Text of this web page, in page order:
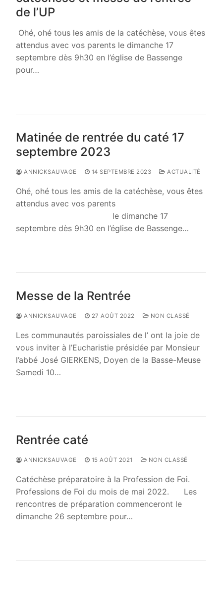
de l’UP
Ohé, ohé tous les amis de la catéchèse, vous êtes
attendus avec vos parents le dimanche 17
septembre dès 9h30 en l’église de Bassenge
pour…
Matinée de rentrée du caté 17
septembre 2023
ANNICKSAUVAGE 14 SEPTEMBRE 2023 ACTUALITÉ
Ohé, ohé tous les amis de la catéchèse, vous êtes
attendus avec vos parents
le dimanche 17
septembre dès 9h30 en l’église de Bassenge…
Messe de la Rentrée
ANNICKSAUVAGE 27 AOÛT 2022 NON CLASSÉ
Les communautés paroissiales de l’ ont la joie de
vous inviter à l’Eucharistie présidée par Monsieur
l’abbé José GIERKENS, Doyen de la Basse-Meuse
Samedi 10…
Rentrée caté
ANNICKSAUVAGE 15 AOÛT 2021 NON CLASSÉ
Catéchèse préparatoire à la Profession de Foi.
Professions de Foi du mois de mai 2022. Les
rencontres de préparation commenceront le
dimanche 26 septembre pour…